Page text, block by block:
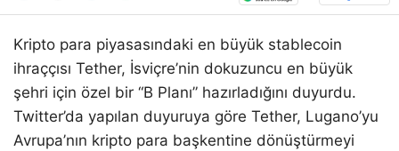
Kripto para piyasasındaki en büyük stablecoin
ihraççısı Tether, İsviçre’nin dokuzuncu en büyük
şehri için özel bir “B Planı” hazırladığını duyurdu.
Twitter’da yapılan duyuruya göre Tether, Lugano’yu
Avrupa’nın kripto para başkentine dönüştürmeyi